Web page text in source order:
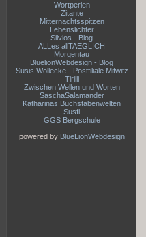
Wortperlen
Zitante
Mitternachtsspitzen
Lebenslichter
Silvios - Blog
ALLes allTAEGLICH
Morgentau
BluelionWebdesign - Blog
Susis Wollecke - Postfiliale Mitwitz
Tirilli
Zwischen Wellen und Worten
SaschaSalamander
Katharinas Buchstabenwelten
Susfi
GGS Bergschule
powered by BlueLionWebdesign